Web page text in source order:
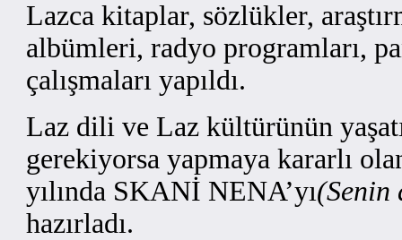
Lazca kitaplar, sözlükler,
albümleri, radyo programları,
çalışmaları yapıldı.
Laz dili ve Laz kültürünün
gerekiyorsa yapmaya kararlı
yılında SKANİ NENA’yı(Senin
hazırladı.